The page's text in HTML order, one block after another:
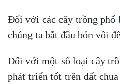
Đối với các cây trồng phổ
chúng ta bắt đầu bón vôi
Đối với một số loại cây
phát triển tốt trên đất